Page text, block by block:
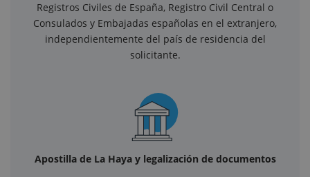
Registros Civiles de España, Registro Civil Central o
Consulados y Embajadas españolas en el extranjero,
independientemente del país de residencia del
solicitante.
Apostilla de La Haya y legalización de documentos